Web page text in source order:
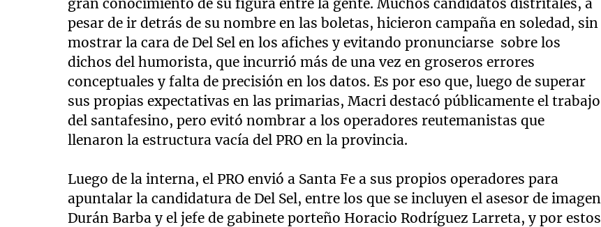
pesar de ir detrás de su nombre en las boletas, hicieron campaña en soledad, sin
mostrar la cara de Del Sel en los afiches y evitando pronunciarse sobre los
dichos del humorista, que incurrió más de una vez en groseros errores
conceptuales y falta de precisión en los datos. Es por eso que, luego de superar
sus propias expectativas en las primarias, Macri destacó públicamente el trabajo
del santafesino, pero evitó nombrar a los operadores reutemanistas que
llenaron la estructura vacía del PRO en la provincia.
Luego de la interna, el PRO envió a Santa Fe a sus propios operadores para
apuntalar la candidatura de Del Sel, entre los que se incluyen el asesor de imagen
Durán Barba y el jefe de gabinete porteño Horacio Rodríguez Larreta, y por estos